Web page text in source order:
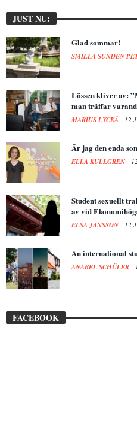
JUST NU:
Glad sommar!
SMILLA SUNDÉN
Lössen kliver av:
man träffar
MARIUS LYCKÅ 12
Är jag den enda
ELLA KULLGREN
Student sexuellt
av vid
ELSA JANSSON 12
An international
ANABEL SCHÜLER
FACEBOOK